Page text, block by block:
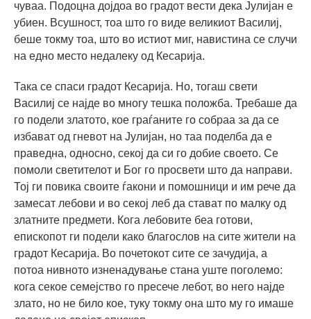
чуваа. Подоцна дојдоа во градот вести дека Јулијан е
убиен. Всушност, тоа што го виде великиот Василиј,
беше токму тоа, што во истиот миг, навистина се случи
на едно место недалеку од Кесарија.
Така се спаси градот Кесарија. Но, тогаш свети
Василиј се најде во многу тешка положба. Требаше да
го подели златото, кое граѓаните го собраа за да се
избават од гневот на Јулијан, но таа поделба да е
праведна, односно, секој да си го добие своето. Се
помоли светителот и Бог го просвети што да направи.
Тој ги повика своите ѓакони и помошници и им рече да
замесат лебови и во секој леб да стават по малку од
златните предмети. Кога лебовите беа готови,
епископот ги подели како благослов на сите жители на
градот Кесарија. Во почетокот сите се зачудија, а
потоа нивното изненадување стана уште поголемо:
кога секое семејство го пресече лебот, во него најде
злато, но не било кое, туку токму она што му го имаше